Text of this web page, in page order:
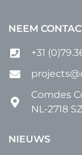
NEEM
+31
Comdes
NL-2718
NIEUWS